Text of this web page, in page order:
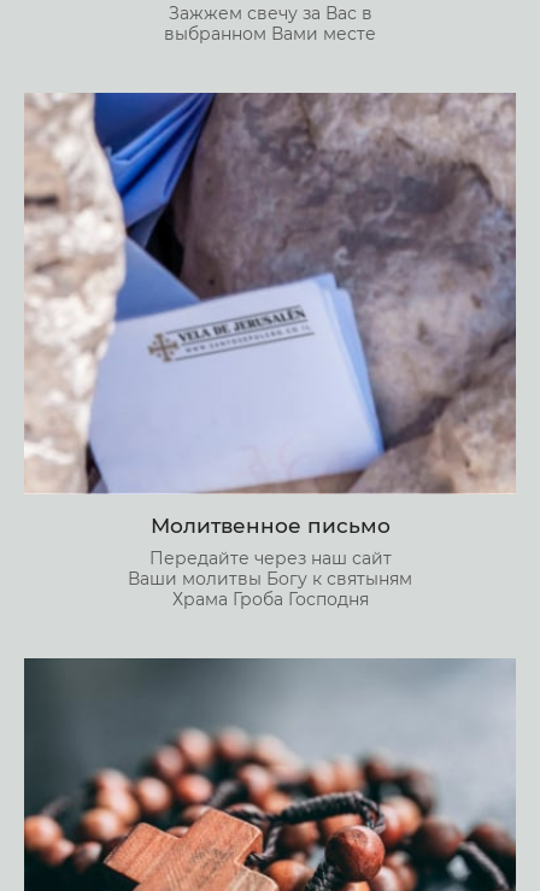
Зажжем свечу за Вас в
выбранном Вами месте
Молитвенное письмо
Передайте через наш сайт
Ваши молитвы Богу к святыням
Храма Гроба Господня